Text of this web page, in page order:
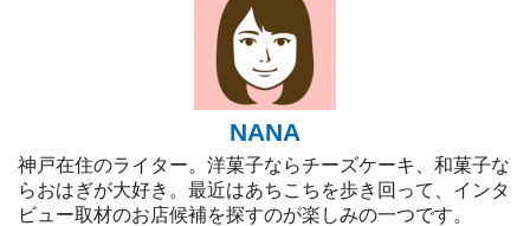
NANA
神戸在住のライター。洋菓子ならチーズケーキ、和菓子な
らおはぎが大好き。最近はあちこちを歩き回って、インタ
ビュー取材のお店候補を探すのが楽しみの一つです。